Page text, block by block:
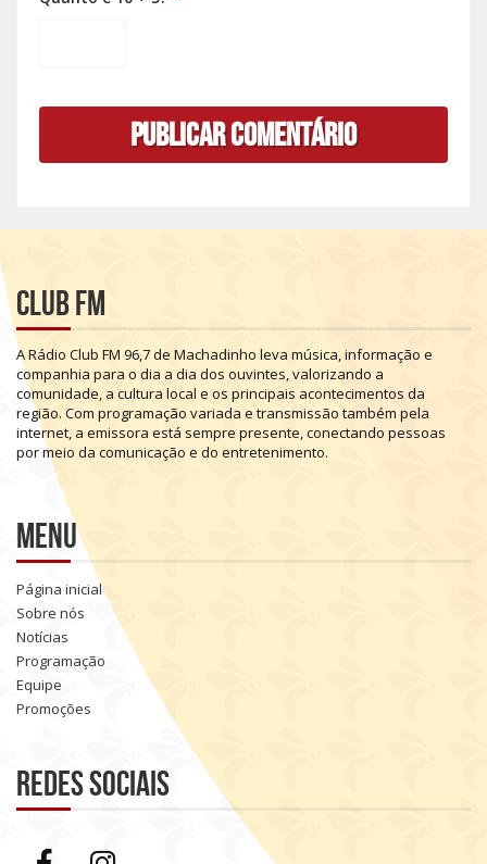
Club FM
ARádio Club FM 96,7de Machadinho leva música,informação e
companhia para o dia a dia dos ouvintes,valorizando a
comunidade, a cultura local e os principais acontecimentos da
região. Com programação variada e transmissão também pela
internet, a emissora está sempre presente,conectando pessoas
pormeio da comunicação e do entretenimento.
Menu
Página inicial
Sobre nós
Notícias
Programação
Equipe
Promoções
Redes sociais